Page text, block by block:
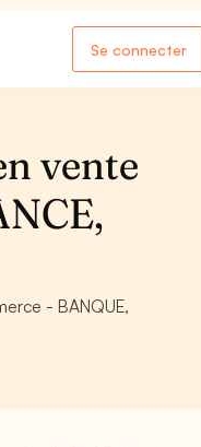
Se connecter
vente
- BANQUE,